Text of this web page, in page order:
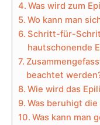
Was wird zum
Wo kann man
Schritt-für-
hautschonende
beachtet
Wie wird das
Was beruhigt
Was kann man